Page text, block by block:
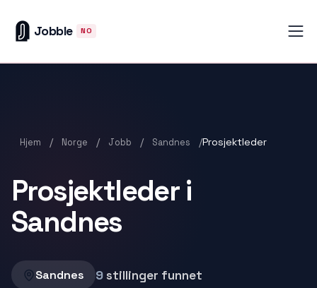
Jobble NO
Hjem / Norge / Jobb / Sandnes /Prosjektleder
Prosjektleder i
Sandnes
Sandnes 9stillinger funnet